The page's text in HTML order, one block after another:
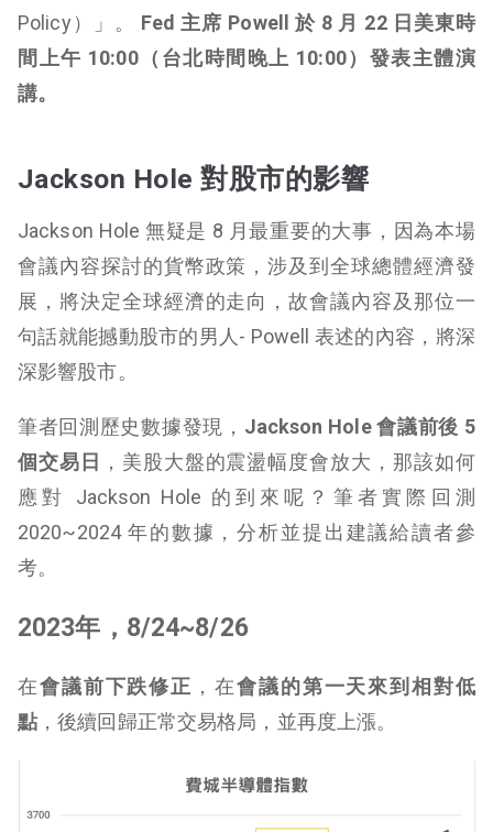
Policy）」。
Fed 主席 Powell 於 8 月 22 日美東時
間上午 10:00（台北時間晚上 10:00）發表主體演
講。
Jackson Hole 對股市的影響
Jackson Hole 無疑是 8 月最重要的大事，因為本場
會議內容探討的貨幣政策，涉及到全球總體經濟發
展，將決定全球經濟的走向，故會議內容及那位一
句話就能撼動股市的男人- Powell 表述的內容，將深
深影響股市。
筆者回測歷史數據發現， Jackson Hole 會議前後 5
個交易日
，美股大盤的震盪幅度會放大，那該如何
應對 Jackson Hole 的到來呢？筆者實際回測
2020~2024 年的數據，分析並提出建議給讀者參
考。
2023年，8/24~8/26
在會議前下跌修正 ，在會議的第一天來到相對低
點 ，後續回歸正常交易格局，並再度上漲。